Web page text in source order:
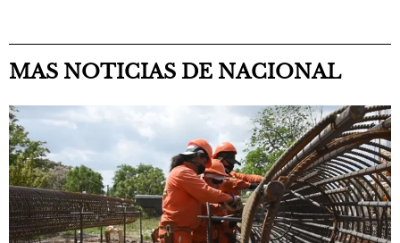
MAS NOTICIAS DE NACIONAL